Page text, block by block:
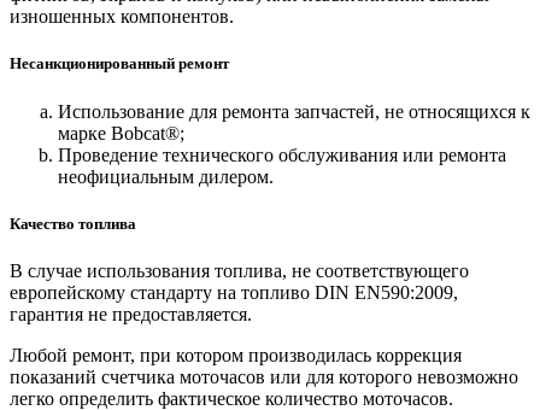
изношенных компонентов.
Несанкционированный ремонт
Использование для ремонта запчастей, не относящихся к
марке Bobcat®;
Проведение технического обслуживания или ремонта
неофициальным дилером.
Качество топлива
В случае использования топлива, не соответствующего
европейскому стандарту на топливо DIN EN590:2009,
гарантия не предоставляется.
Любой ремонт, при котором производилась коррекция
показаний счетчика моточасов или для которого невозможно
легко определить фактическое количество моточасов.